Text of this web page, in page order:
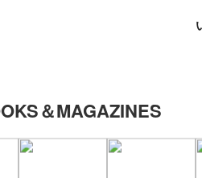
＆MAGAZINES